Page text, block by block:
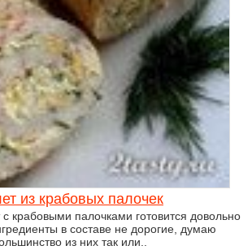
из крабовых палочек
крабовыми палочками готовится довольно
в составе не дорогие, думаю
из них так или..